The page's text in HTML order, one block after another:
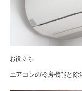
お役立ち
エアコンの冷房機能と除